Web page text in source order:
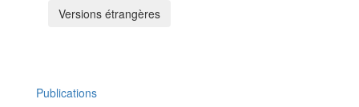
Versions étrangères
Publications